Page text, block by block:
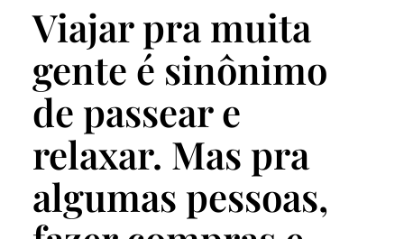
Viajar pra muita
gente é sinônimo
de passear e
relaxar. Mas pra
algumas pessoas,